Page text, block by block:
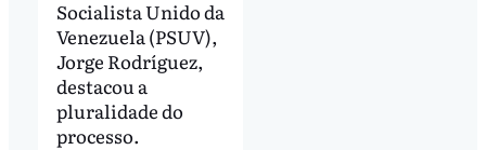
Socialista Unido da
Venezuela (PSUV),
Jorge Rodríguez,
destacou a
pluralidade do
processo.